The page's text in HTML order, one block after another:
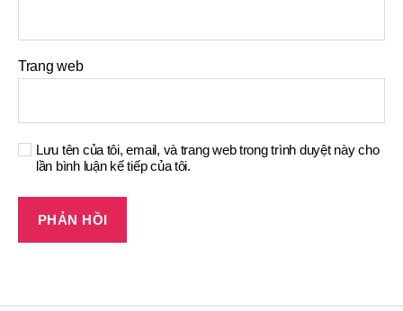
Trang web
Lưu tên của tôi, email, và trang web trong trình duyệt này cho
lần bình luận kế tiếp của tôi.